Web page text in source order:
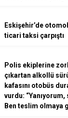
Eskişehir’de
ticari taksi çarpıştı
Polis ekiplerine
çıkartan alkollü
kafasını otobüs
vurdu: “Yanıyorum,
Ben teslim olmaya